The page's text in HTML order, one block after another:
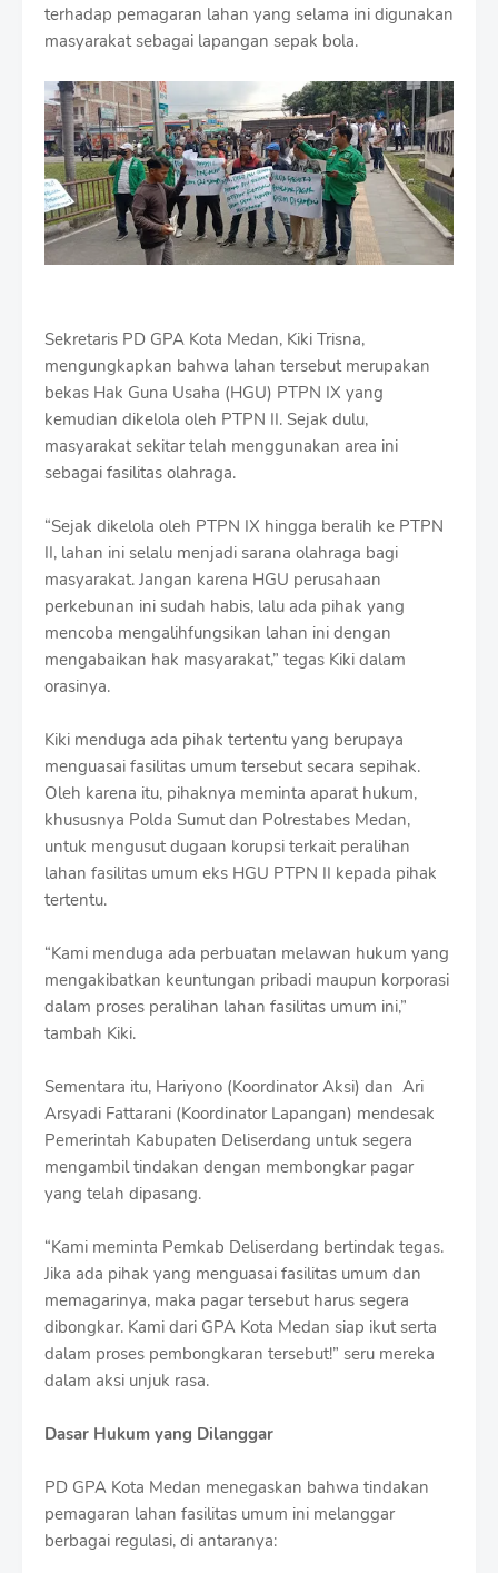
terhadap pemagaran lahan yang selama ini digunakan
masyarakat sebagai lapangan sepak bola.
Sekretaris PD GPA Kota Medan, Kiki Trisna,
mengungkapkan bahwa lahan tersebut merupakan
bekas Hak Guna Usaha (HGU) PTPN IX yang
kemudian dikelola oleh PTPN II. Sejak dulu,
masyarakat sekitar telah menggunakan area ini
sebagai fasilitas olahraga.
“Sejak dikelola oleh PTPN IX hingga beralih ke PTPN
II, lahan ini selalu menjadi sarana olahraga bagi
masyarakat. Jangan karena HGU perusahaan
perkebunan ini sudah habis, lalu ada pihak yang
mencoba mengalihfungsikan lahan ini dengan
mengabaikan hak masyarakat,” tegas Kiki dalam
orasinya.
Kiki menduga ada pihak tertentu yang berupaya
menguasai fasilitas umum tersebut secara sepihak.
Oleh karena itu, pihaknya meminta aparat hukum,
khususnya Polda Sumut dan Polrestabes Medan,
untuk mengusut dugaan korupsi terkait peralihan
lahan fasilitas umum eks HGU PTPN II kepada pihak
tertentu.
“Kami menduga ada perbuatan melawan hukum yang
mengakibatkan keuntungan pribadi maupun korporasi
dalam proses peralihan lahan fasilitas umum ini,”
tambah Kiki.
Sementara itu, Hariyono (Koordinator Aksi) dan Ari
Arsyadi Fattarani (Koordinator Lapangan) mendesak
Pemerintah Kabupaten Deliserdang untuk segera
mengambil tindakan dengan membongkar pagar
yang telah dipasang.
“Kami meminta Pemkab Deliserdang bertindak tegas.
Jika ada pihak yang menguasai fasilitas umum dan
memagarinya, maka pagar tersebut harus segera
dibongkar. Kami dari GPA Kota Medan siap ikut serta
dalam proses pembongkaran tersebut!” seru mereka
dalam aksi unjuk rasa.
Dasar Hukum yang Dilanggar
PD GPA Kota Medan menegaskan bahwa tindakan
pemagaran lahan fasilitas umum ini melanggar
berbagai regulasi, di antaranya: